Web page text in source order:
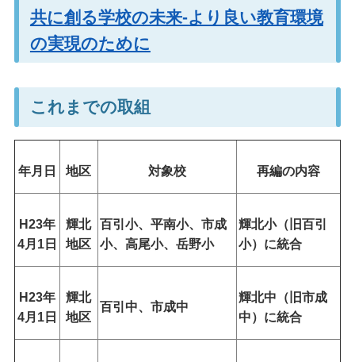
共に創る学校の未来-より良い教育環境
の実現のために
これまでの取組
年月日 地区 対象校 再編の内容
H23年
4月1日
輝北
地区
百引小、平南小、市成
小、高尾小、岳野小
輝北小（旧百引
小）に統合
H23年
4月1日
輝北
地区
百引中、市成中
輝北中（旧市成
中）に統合